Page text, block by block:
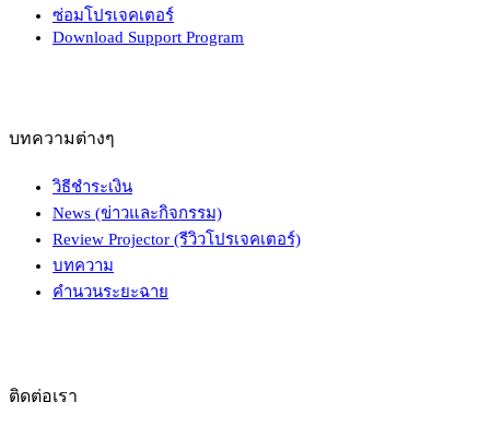
ซ่อมโปรเจคเตอร์
Download Support Program
บทความต่างๆ
วิธีชำระเงิน
News (ข่าวและกิจกรรม)
Review Projector (รีวิวโปรเจคเตอร์)
บทความ
คำนวนระยะฉาย
ติดต่อเรา